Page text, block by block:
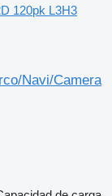
120pk L3H3
Navi/Camera